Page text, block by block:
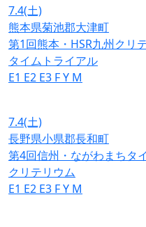
7.4(土)
熊本県菊池郡大津町
第1回熊本・HSR九州クリ
タイムトライアル
E1 E2 E3 FY M
7.4(土)
長野県小県郡長和町
第4回信州・ながわまちタ
クリテリウム
E1 E2 E3 FY M